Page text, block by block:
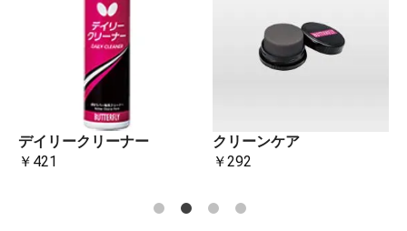
デイリークリーナー
￥421
クリーンケア
￥292